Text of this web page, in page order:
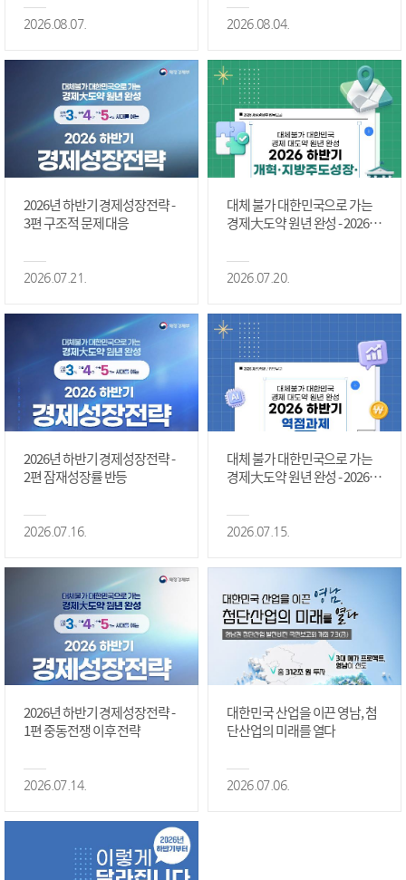
2026.08.07. 2026.08.04.
2026년 하반기 경제성장전략 -
3편 구조적 문제 대응
2026.07.21.
대체 불가 대한민국으로 가는
경제大도약 원년 완성 - 2026 하
정상화 #2편
2026.07.20.
2026년 하반기 경제성장전략 -
2편 잠재성장률 반등
2026.07.16.
대체 불가 대한민국으로 가는
경제大도약 원년 완성 - 2026 하
2026.07.15.
2026년 하반기 경제성장전략 -
1편 중동전쟁 이후 전략
2026.07.14.
대한민국 산업을 이끈 영남, 첨
단산업의 미래를 열다
2026.07.06.